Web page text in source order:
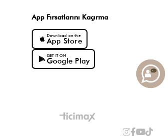
App Fırsatlarını Kaçırma
Download on the
App Store
GET IT ON
Google Play